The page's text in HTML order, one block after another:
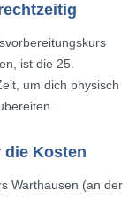
ist die 25.
um dich physisch
die Kosten
Warthausen (an der